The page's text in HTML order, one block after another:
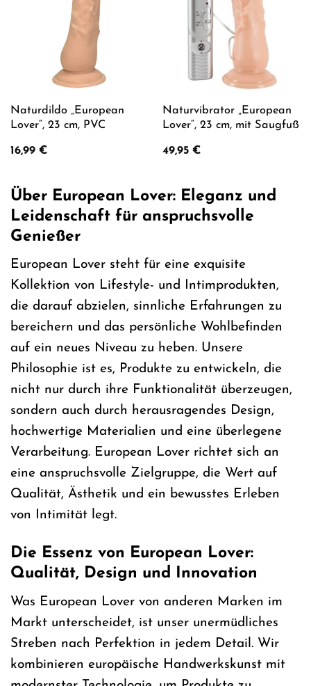
Naturdildo „European
Lover“, 23 cm, PVC
16,99 €
Naturvibrator „European
Lover“, 23 cm, mit Saugfuß
49,95 €
Über European Lover: Eleganz und
Leidenschaft für anspruchsvolle
Genießer
European Lover steht für eine exquisite
Kollektion von Lifestyle- und Intimprodukten,
die darauf abzielen, sinnliche Erfahrungen zu
bereichern und das persönliche Wohlbefinden
auf ein neues Niveau zu heben. Unsere
Philosophie ist es, Produkte zu entwickeln, die
nicht nur durch ihre Funktionalität überzeugen,
sondern auch durch herausragendes Design,
hochwertige Materialien und eine überlegene
Verarbeitung. European Lover richtet sich an
eine anspruchsvolle Zielgruppe, die Wert auf
Qualität, Ästhetik und ein bewusstes Erleben
von Intimität legt.
Die Essenz von European Lover:
Qualität, Design und Innovation
Was European Lover von anderen Marken im
Markt unterscheidet, ist unser unermüdliches
Streben nach Perfektion in jedem Detail. Wir
kombinieren europäische Handwerkskunst mit